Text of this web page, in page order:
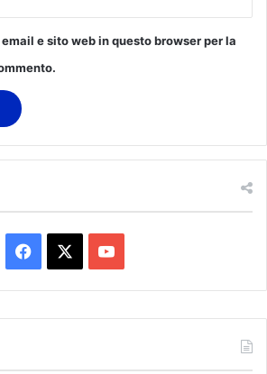
e sito web in questo browser per la
a
c
o
u